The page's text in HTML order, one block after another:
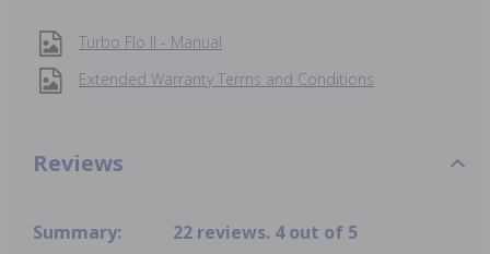
Turbo Flo II - Manual
Extended Warranty Terms and Conditions
Reviews
Summary: 22 reviews. 4 out of 5